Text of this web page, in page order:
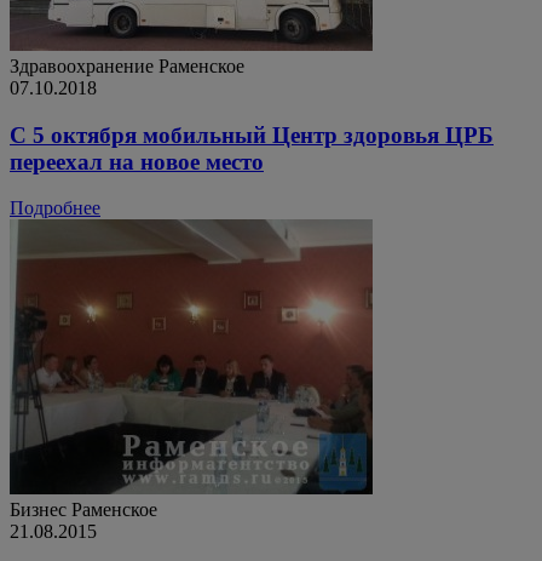
Здравоохранение Раменское
07.10.2018
С 5 октября мобильный Центр здоровья ЦРБ
переехал на новое место
Подробнее
Бизнес Раменское
21.08.2015